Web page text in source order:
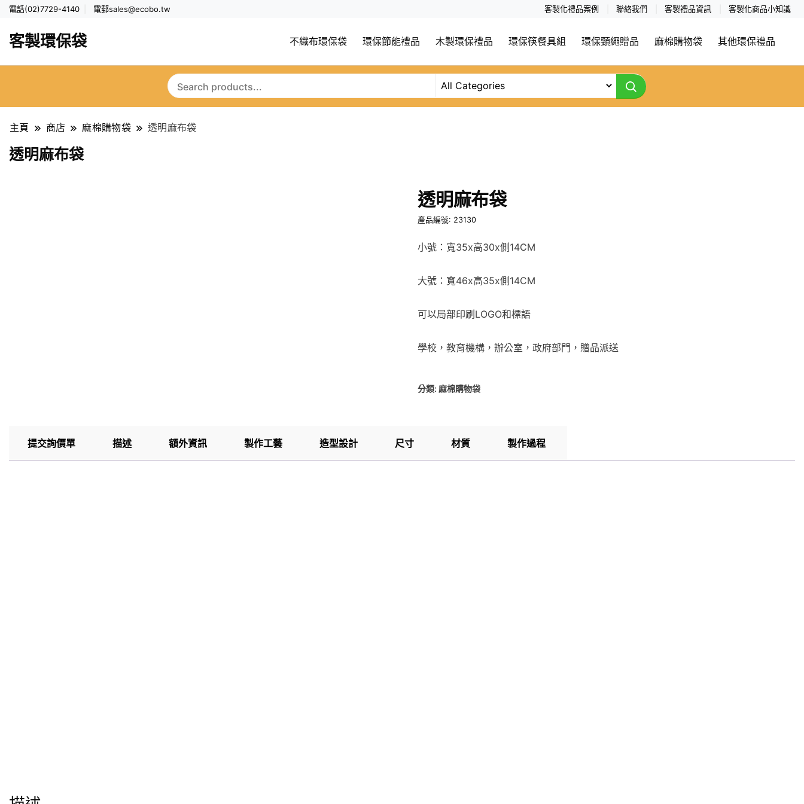
電話(02)7729-4140 電郵sales@ecobo.tw 客製化禮品案例 聯絡我們 客製禮品資訊 客製化商品小知識
客製環保袋 不織布環保袋 環保節能禮品 木製環保禮品 環保筷餐具組 環保頸繩贈品 麻棉購物袋 其他環保禮品
主頁 商店 麻棉購物袋 透明麻布袋
透明麻布袋
透明麻布袋
產品編號: 23130
小號：寬35x高30x側14CM
大號：寬46x高35x側14CM
可以局部印刷LOGO和標語
學校，教育機構，辦公室，政府部門，贈品派送
分類: 麻棉購物袋
提交詢價單 描述 額外資訊 製作工藝 造型設計 尺寸 材質 製作過程